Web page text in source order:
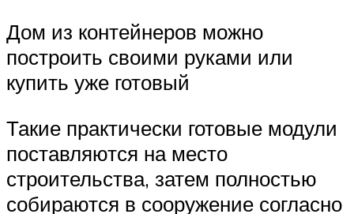
Дом из контейнеров можно
построить своими руками или
купить уже готовый
Такие практически готовые модули
поставляются на место
строительства, затем полностью
собираются в сооружение согласно